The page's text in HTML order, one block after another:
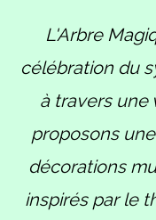
L'Arbre
célébration du
à travers une
proposons
décorations
inspirés par le